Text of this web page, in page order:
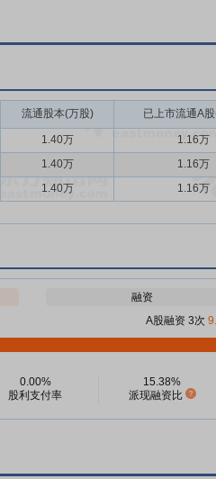
流通股本(万股) 已上市流通A
1.40万
1.16万
1.40万
1.16万
1.40万 1.16万
融资
A股融资 3次
0.00%
股利支付率
15.38%
派现融资比